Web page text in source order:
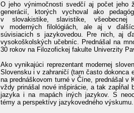
O jeho výnimočnosti svedčí aj počet jeho
generácií, ktorých vychoval ako
v slovakistike, slavistike, všeobecnej
v moderných filológiách, ale aj v
súvisiacich s jazykovedou. Pre nich, aj
vysokoškolských učebníc. Prednášal na
30 rokov na Filozofickej fakulte Univerzity
Ako vynikajúci reprezentant modernej
Slovensku i v zahraničí (tam často dokonca
na prednáškovom turné v Číne, prednášal v
vždy prinášal nové inšpirácie, a tak zapĺňal
jazyka i na mapách iných jazykov. S
témy a perspektívy jazykovedného výskumu.